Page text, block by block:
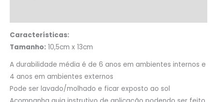
Características:
Tamanho: 10,5cm x 13cm
A durabilidade média é de 6 anos em ambientes internos e
4 anos em ambientes externos
Pode ser lavado/molhado e ficar exposto ao sol